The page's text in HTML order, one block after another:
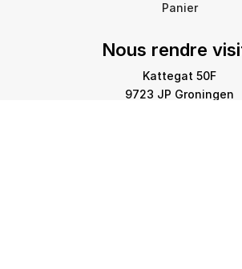
Panier
Nous rendre
Kattegat 50F
9723 JP Groningen